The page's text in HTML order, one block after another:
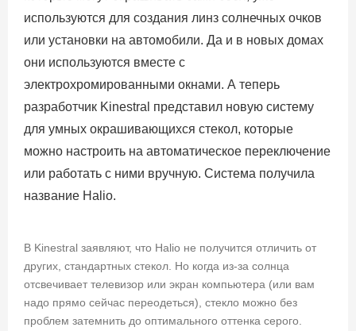
используются для создания линз солнечных очков
или установки на автомобили. Да и в новых домах
они используются вместе с
электрохромированными окнами. А теперь
разработчик Kinestral представил новую систему
для умных окрашивающихся стекол, которые
можно настроить на автоматическое переключение
или работать с ними вручную. Система получила
название Halio.
В Kinestral заявляют, что Halio не получится отличить от
других, стандартных стекол. Но когда из-за солнца
отсвечивает телевизор или экран компьютера (или вам
надо прямо сейчас переодеться), стекло можно без
проблем затемнить до оптимального оттенка серого.